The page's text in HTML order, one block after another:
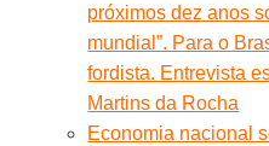
próximos dez anos
mundial”. Para o
fordista. Entrevista
Martins da Rocha
Economia nacional